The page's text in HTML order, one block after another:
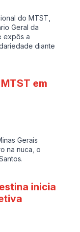
do MTST,
Geral da
expôs a
diante
em
Gerais
na nuca, o
inicia